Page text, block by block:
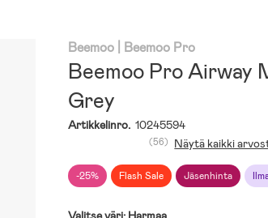
Beemoo | Beemoo Pro
Beemoo Pro Airway
Grey
Artikkelinro. 10245594
-25% Flash Sale Jäsenhinta
(56) Näytä kaikki